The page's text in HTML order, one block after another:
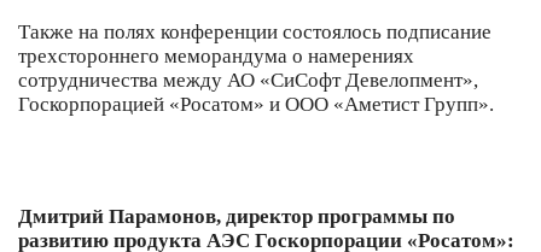
Также на полях конференции состоялось подписание
трехстороннего меморандума о намерениях
сотрудничества между АО «СиСофт Девелопмент»,
Госкорпорацией «Росатом» и ООО «Аметист Групп».
Дмитрий Парамонов, директор программы по
развитию продукта АЭС Госкорпорации «Росатом»: